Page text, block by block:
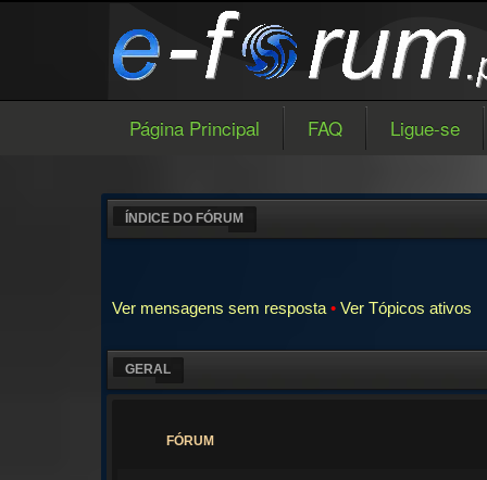
Página Principal FAQ Ligue-se
ÍNDICE DO FÓRUM
Ver mensagens sem resposta • Ver Tópicos ativos
GERAL
FÓRUM